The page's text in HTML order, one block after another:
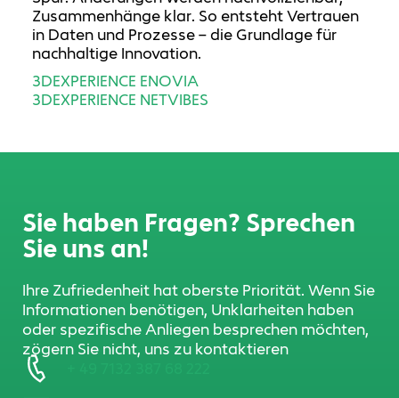
Zusammenhänge klar. So entsteht Vertrauen
in Daten und Prozesse – die Grundlage für
nachhaltige Innovation.
3DEXPERIENCE ENOVIA
3DEXPERIENCE NETVIBES
Sie haben Fragen? Sprechen
Sie uns an!
Ihre Zufriedenheit hat oberste Priorität. Wenn Sie
Informationen benötigen, Unklarheiten haben
oder spezifische Anliegen besprechen möchten,
zögern Sie nicht, uns zu kontaktieren